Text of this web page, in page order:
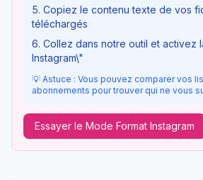
Copiez le contenu texte de vos
téléchargés
Collez dans notre outil et activez
Instagram\"
💡 Astuce : Vous pouvez comparer vos
abonnements pour trouver qui ne vous
Essayer le Mode Format Instagram